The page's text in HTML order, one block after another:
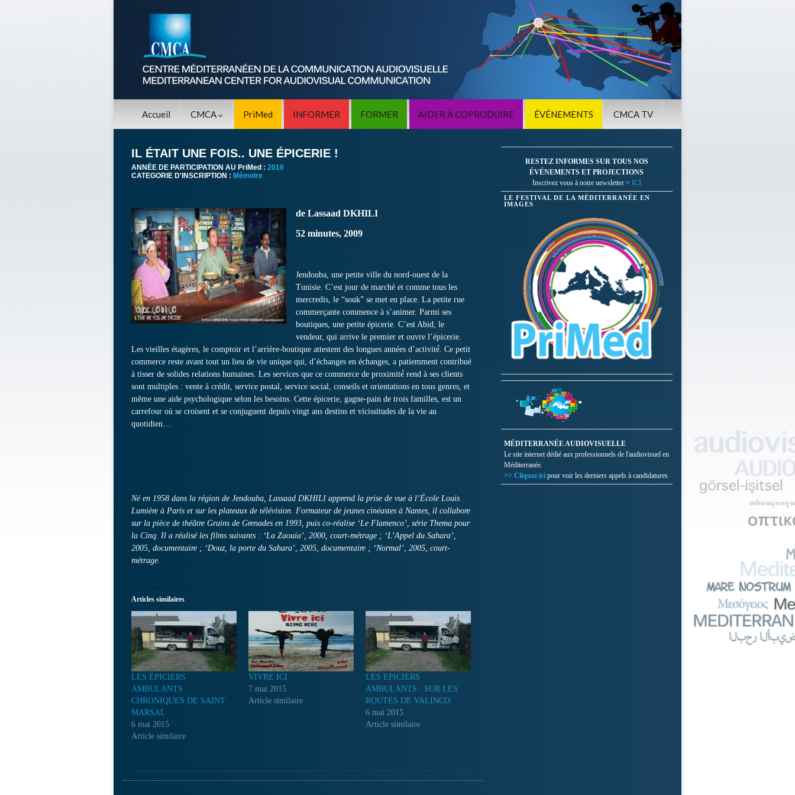
Accueil CMCA PriMed INFORMER FORMER AIDER À COPRODUIRE ÉVÉNEMENTS CMCA TV
IL ÉTAIT UNE FOIS.. UNE ÉPICERIE !
ANNÈE DE PARTICIPATION AU PriMed : 2010
CATEGORIE D'INSCRIPTION : Mémoire
de Lassaad DKHILI
52 minutes, 2009
Jendouba, une petite ville du nord-ouest de la
Tunisie. C’est jour de marché et comme tous les
mercredis, le “souk” se met en place. La petite rue
commerçante commence à s’animer. Parmi ses
boutiques, une petite épicerie. C’est Abid, le
vendeur, qui arrive le premier et ouvre l’épicerie.
Les vieilles étagères, le comptoir et l’arrière-boutique attestent des longues années d’activité́. Ce petit
commerce reste avant tout un lieu de vie unique qui, d’échanges en échanges, a patiemment contribué
à tisser de solides relations humaines. Les services que ce commerce de proximité́ rend à ses clients
sont multiples : vente à crédit, service postal, service social, conseils et orientations en tous genres, et
même une aide psychologique selon les besoins. Cette épicerie, gagne-pain de trois familles, est un
carrefour où se croisent et se conjuguent depuis vingt ans destins et vicissitudes de la vie au
quotidien…
Né en 1958 dans la région de Jendouba, Lassaad DKHILI apprend la prise de vue à l’École Louis
Lumière à Paris et sur les plateaux de télévision. Formateur de jeunes cinéastes à Nantes, il collabore
sur la pièce de théâtre Grains de Grenades en 1993, puis co-réalise ‘Le Flamenco’, série Thema pour
la Cinq. Il a réalisé les films suivants : ‘La Zaouia’, 2000, court-métrage ; ‘L’Appel du Sahara’,
2005, documentaire ; ‘Douz, la porte du Sahara’, 2005, documentaire ; ‘Normal’, 2005, court-
métrage.
Articles similaires
LES ÉPICIERS
AMBULANTS :
CHRONIQUES DE SAINT
MARSAL
6 mai 2015
Article similaire
VIVRE ICI
7 mai 2015
Article similaire
LES EPICIERS
AMBULANTS : SUR LES
ROUTES DE VALINCO
6 mai 2015
Article similaire
RESTEZ INFORMES SUR TOUS NOS
ÉVÉNEMENTS ET PROJECTIONS
Inscrivez vous à notre newsletter > ICI
LE FESTIVAL DE LA MÉDITERRANÉE EN
IMAGES
MÉDITERRANÉE AUDIOVISUELLE
Le site internet dédié aux professionnels de l'audiovisuel en
Méditerranée.
>> Cliquez ici pour voir les derniers appels à candidatures